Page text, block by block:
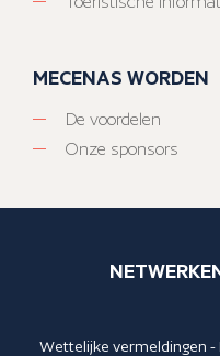
MECENAS WORDEN
De voordelen
Onze sponsors
Wettelijke vermeldingen -